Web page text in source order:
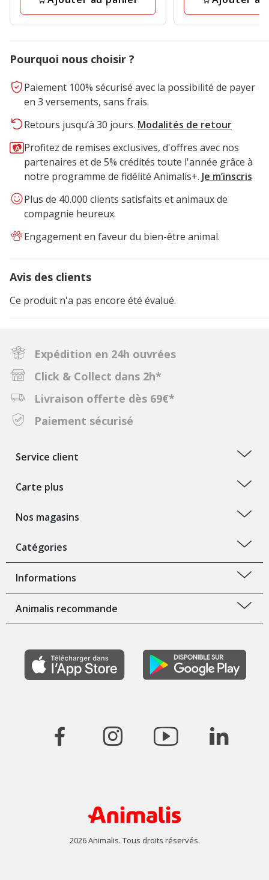
Pourquoi nous choisir ?
Paiement 100% sécurisé avec la possibilité de payer
en 3 versements, sans frais.
Retours jusqu’à 30 jours. Modalités de retour
Profitez de remises exclusives, d'offres avec nos
partenaires et de 5% crédités toute l'année grâce à
notre programme de fidélité Animalis+. Je m’inscris
Plus de 40.000 clients satisfaits et animaux de
compagnie heureux.
Engagement en faveur du bien-être animal.
Avis des clients
Ce produit n'a pas encore été évalué.
Expédition en 24h ouvrées
Click & Collect dans 2h*
Livraison offerte dès 69€*
Paiement sécurisé
Service client
Carte plus
Nos magasins
Catégories
Informations
Animalis recommande
2026 Animalis. Tous droits réservés.